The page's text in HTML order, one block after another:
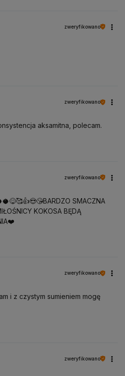
zweryfikowano
zweryfikowano
aksamitna, polecam.
zweryfikowano
SMACZNA
KOKOSA BĘDĄ
zweryfikowano
i z czystym sumieniem mogę
zweryfikowano